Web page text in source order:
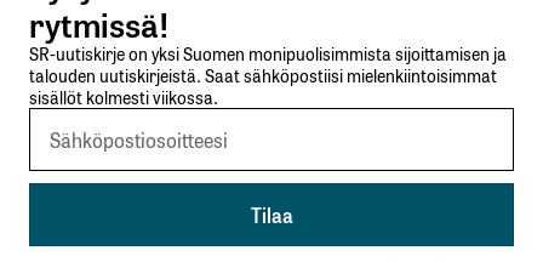
rytmissä!
SR-uutiskirje on yksi Suomen monipuolisimmista sijoittamisen ja
talouden uutiskirjeistä. Saat sähköpostiisi mielenkiintoisimmat
sisällöt kolmesti viikossa.